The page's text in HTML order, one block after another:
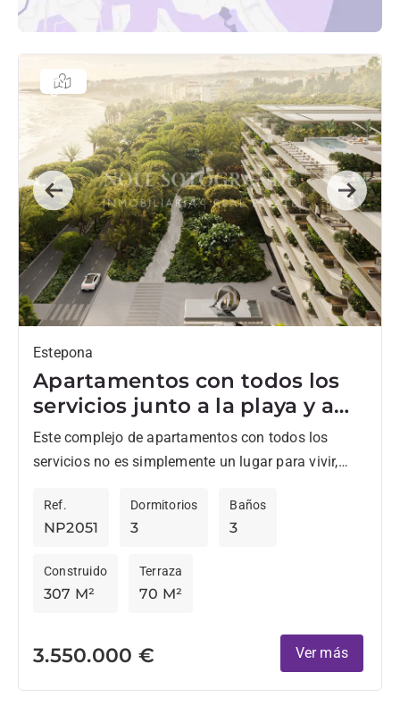
Previous Next
Estepona
Apartamentos con todos los
servicios junto a la playa y a
un paso del centro cuidad
Este complejo de apartamentos con todos los
servicios no es simplemente un lugar para vivir,
en...
NP2051
Ref.
3
Dormitorios
3
Baños
307 M²
Construido
70 M²
Terraza
3.550.000 € Ver más